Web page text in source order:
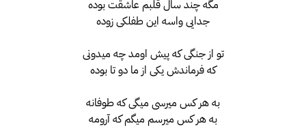
مگه چند سال قلبم عاشقت بوده
جدایی واسه این طفلکی زوده
تو از جنگی که پیش اومد چه میدونی
که فرماندش یکی از ما دو تا بوده
به هر کس میرسی میگی که طوفانه
به هر کس میرسم میگم که آرومه